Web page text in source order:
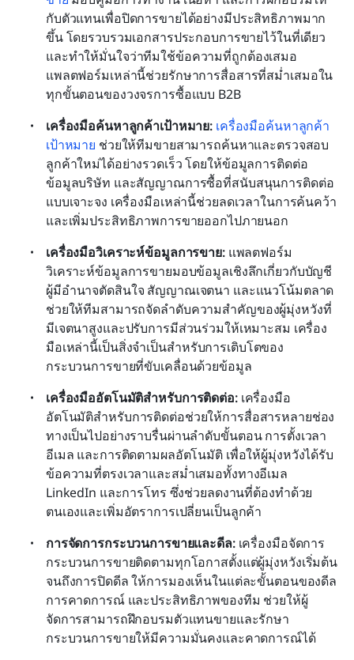
กับตัวแทนเพื่อปิดการขายได้อย่างมีประสิทธิภาพมาก
ขึ้น โดยรวบรวมเอกสารประกอบการขายไว้ในที่เดียว
และทำให้มั่นใจว่าทีมใช้ข้อความที่ถูกต้องเสมอ
แพลตฟอร์มเหล่านี้ช่วยรักษาการสื่อสารที่สม่ำเสมอใน
ทุกขั้นตอนของวงจรการซื้อแบบ B2B
เครื่องมือค้นหาลูกค้าเป้าหมาย: เครื่องมือค้นหาลูกค้า
เป้าหมาย ช่วยให้ทีมขายสามารถค้นหาและตรวจสอบ
ลูกค้าใหม่ได้อย่างรวดเร็ว โดยให้ข้อมูลการติดต่อ
ข้อมูลบริษัท และสัญญาณการซื้อที่สนับสนุนการติดต่อ
แบบเจาะจง เครื่องมือเหล่านี้ช่วยลดเวลาในการค้นคว้า
และเพิ่มประสิทธิภาพการขายออกไปภายนอก
เครื่องมือวิเคราะห์ข้อมูลการขาย: แพลตฟอร์ม
วิเคราะห์ข้อมูลการขายมอบข้อมูลเชิงลึกเกี่ยวกับบัญชี
ผู้มีอำนาจตัดสินใจ สัญญาณเจตนา และแนวโน้มตลาด
ช่วยให้ทีมสามารถจัดลำดับความสำคัญของผู้มุ่งหวังที่
มีเจตนาสูงและปรับการมีส่วนร่วมให้เหมาะสม เครื่อง
มือเหล่านี้เป็นสิ่งจำเป็นสำหรับการเติบโตของ
กระบวนการขายที่ขับเคลื่อนด้วยข้อมูล
เครื่องมืออัตโนมัติสำหรับการติดต่อ: เครื่องมือ
อัตโนมัติสำหรับการติดต่อช่วยให้การสื่อสารหลายช่อง
ทางเป็นไปอย่างราบรื่นผ่านลำดับขั้นตอน การตั้งเวลา
อีเมล และการติดตามผลอัตโนมัติ เพื่อให้ผู้มุ่งหวังได้รับ
ข้อความที่ตรงเวลาและสม่ำเสมอทั้งทางอีเมล
LinkedIn และการโทร ซึ่งช่วยลดงานที่ต้องทำด้วย
ตนเองและเพิ่มอัตราการเปลี่ยนเป็นลูกค้า
การจัดการกระบวนการขายและดีล: เครื่องมือจัดการ
กระบวนการขายติดตามทุกโอกาสตั้งแต่ผู้มุ่งหวังเริ่มต้น
จนถึงการปิดดีล ให้การมองเห็นในแต่ละขั้นตอนของดีล
การคาดการณ์ และประสิทธิภาพของทีม ช่วยให้ผู้
จัดการสามารถฝึกอบรมตัวแทนขายและรักษา
กระบวนการขายให้มีความมั่นคงและคาดการณ์ได้